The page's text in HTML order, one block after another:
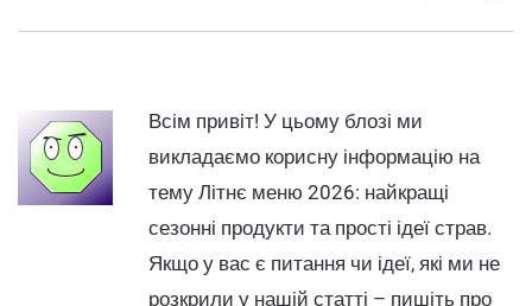
Всім привіт! У цьому блозі ми
викладаємо корисну інформацію на
тему Літнє меню 2026: найкращі
сезонні продукти та прості ідеї страв.
Якщо у вас є питання чи ідеї, які ми не
розкрили у нашій статті – пишіть про